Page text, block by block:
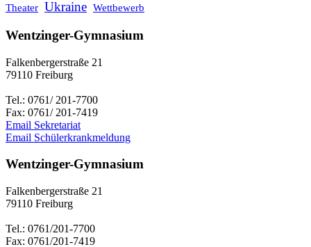
Theater Ukraine Wettbewerb
Wentzinger-Gymnasium
Falkenbergerstraße 21
79110 Freiburg
Tel.: 0761/ 201-7700
Fax: 0761/ 201-7419
Email Sekretariat
Email Schülerkrankmeldung
Wentzinger-Gymnasium
Falkenbergerstraße 21
79110 Freiburg
Tel.: 0761/201-7700
Fax: 0761/201-7419